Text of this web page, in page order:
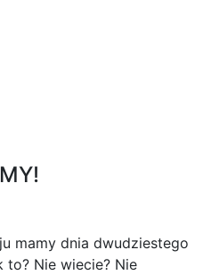
mamy dnia dwudziestego
to? Nie wiecie? Nie